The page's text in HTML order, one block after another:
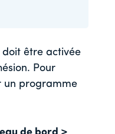
doit être activée
Pour
un programme